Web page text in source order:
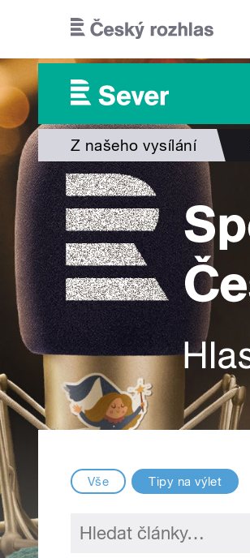
Z našeho vysílání
Vše Tipy na výlet